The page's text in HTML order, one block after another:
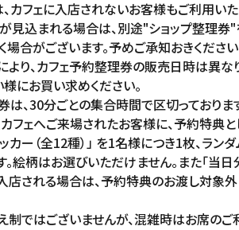
カフェに入店されないお客様もご利用い
が見込まれる場合は、別途"ショップ整理券
合がございます。予めご承知おきください
り、カフェ予約整理券の販売日時は異な
にお買い求めください。
、30分ごとの集合時間で区切っておりま
ェへご来場されたお客様に、予約特典と
カー（全12種）」 を1名様につき1枚、ラン
絵柄はお選びいただけません。また「当日
入店される場合は、予約特典のお渡し対象
ではございませんが、混雑時はお席のご